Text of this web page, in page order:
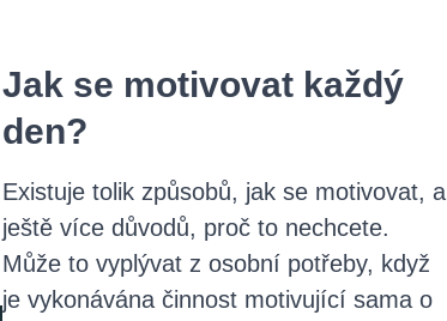
Jak se motivovat každý
den?
Existuje tolik způsobů, jak se motivovat, a
ještě více důvodů, proč to nechcete.
Může to vyplývat z osobní potřeby, když
je vykonávána činnost motivující sama o